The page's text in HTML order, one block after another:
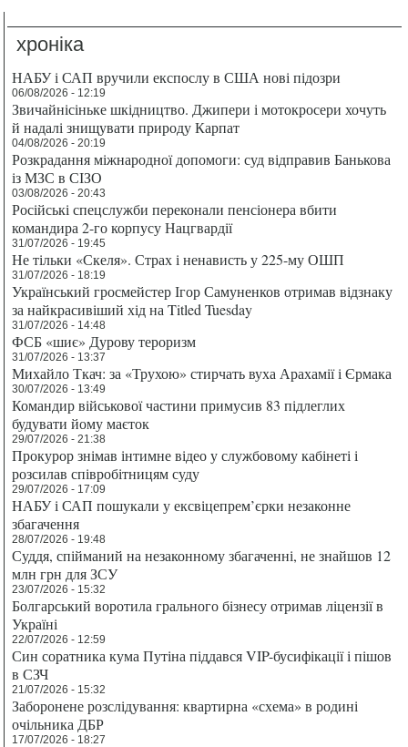
хроніка
НАБУ і САП вручили експослу в США нові підозри
06/08/2026 - 12:19
Звичайнісіньке шкідництво. Джипери і мотокросери хочуть
й надалі знищувати природу Карпат
04/08/2026 - 20:19
Розкрадання міжнародної допомоги: суд відправив Банькова
із МЗС в СІЗО
03/08/2026 - 20:43
Російські спецслужби переконали пенсіонера вбити
командира 2-го корпусу Нацгвардії
31/07/2026 - 19:45
Не тільки «Скеля». Страх і ненависть у 225-му ОШП
31/07/2026 - 18:19
Український гросмейстер Ігор Самуненков отримав відзнаку
за найкрасивіший хід на Titled Tuesday
31/07/2026 - 14:48
ФСБ «шиє» Дурову тероризм
31/07/2026 - 13:37
Михайло Ткач: за «Трухою» стирчать вуха Арахамії і Єрмака
30/07/2026 - 13:49
Командир військової частини примусив 83 підлеглих
будувати йому маєток
29/07/2026 - 21:38
Прокурор знімав інтимне відео у службовому кабінеті і
розсилав співробітницям суду
29/07/2026 - 17:09
НАБУ і САП пошукали у ексвіцепрем’єрки незаконне
збагачення
28/07/2026 - 19:48
Суддя, спійманий на незаконному збагаченні, не знайшов 12
млн грн для ЗСУ
23/07/2026 - 15:32
Болгарський воротила грального бізнесу отримав ліцензії в
Україні
22/07/2026 - 12:59
Син соратника кума Путіна піддався VIP-бусифікації і пішов
в СЗЧ
21/07/2026 - 15:32
Заборонене розслідування: квартирна «схема» в родині
очільника ДБР
17/07/2026 - 18:27